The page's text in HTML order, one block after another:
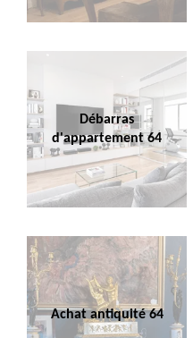
Débarras
d'appartement 64
Achat antiquité 64